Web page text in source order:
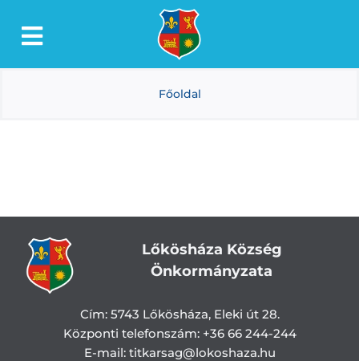
Toggle
Lőkösháza
Főoldal
Lőkösháza Község
Önkormányzata
Cím: 5743 Lőkösháza, Eleki út 28.
Központi telefonszám: +36 66 244-244
E-mail: titkarsag@lokoshaza.hu